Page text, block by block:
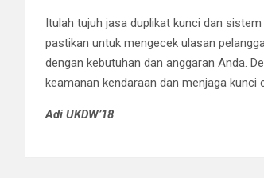
Itulah tujuh jasa duplikat kunci dan
pastikan untuk mengecek ulasan
dengan kebutuhan dan anggaran Anda.
keamanan kendaraan dan menjaga kunci
Adi UKDW’18